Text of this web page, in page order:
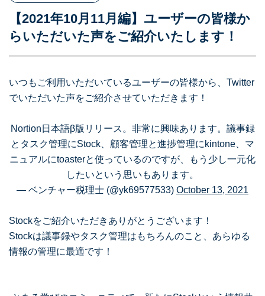
【2021年10月11月編】ユーザーの皆様か
らいただいた声をご紹介いたします！
いつもご利用いただいているユーザーの皆様から、Twitter
でいただいた声をご紹介させていただきます！
Nortion日本語β版リリース。非常に興味あります。議事録
とタスク管理にStock、顧客管理と進捗管理にkintone、マ
ニュアルにtoasterと使っているのですが、もう少し一元化
したいという思いもあります。
— ベンチャー税理士 (@yk69577533) October 13, 2021
Stockをご紹介いただきありがとうございます！
Stockは議事録やタスク管理はもちろんのこと、あらゆる
情報の管理に最適です！